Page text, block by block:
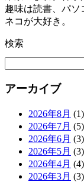
趣味は読書、パソ
ネコが大好き。
検索
アーカイブ
2026年8月 (1)
2026年7月 (5)
2026年6月 (3)
2026年5月 (3)
2026年4月 (4)
2026年3月 (3)